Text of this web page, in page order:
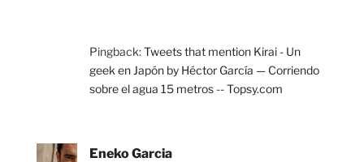
Pingback:Tweets that mention Kirai - Un
geek en Japón by Héctor García — Corriendo
sobre el agua 15 metros -- Topsy.com
Eneko Garcia